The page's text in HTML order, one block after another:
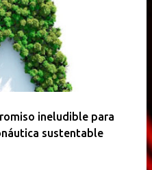
ineludible para
sustentable